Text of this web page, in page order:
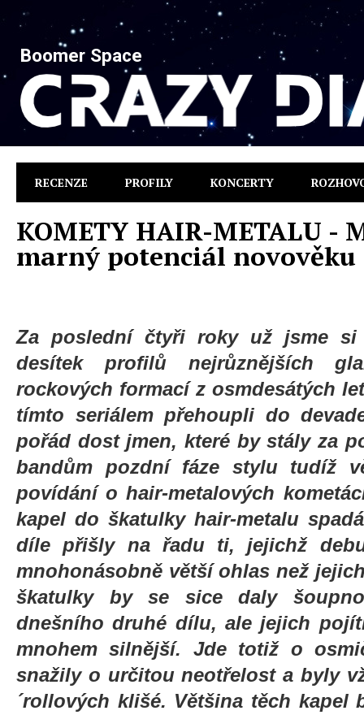
Boomer Space
RECENZE PROFILY KONCERTY
KOMETY HAIR-METALU -
marný potenciál novověku
Za poslední čtyři roky už jsme si
desítek profilů nejrůznějších
rockových formací z osmdesátých
tímto seriálem přehoupli do
pořád dost jmen, které by stály za
bandům pozdní fáze stylu tudíž
povídání o hair-metalových
kapel do škatulky hair-metalu
díle přišly na řadu ti, jejichž
mnohonásobně větší ohlas než
škatulky by se sice daly
dnešního druhé dílu, ale jejich
mnohem silnější. Jde totiž o
snažily o určitou neotřelost a byly
´rollových klišé. Většina těch kapel